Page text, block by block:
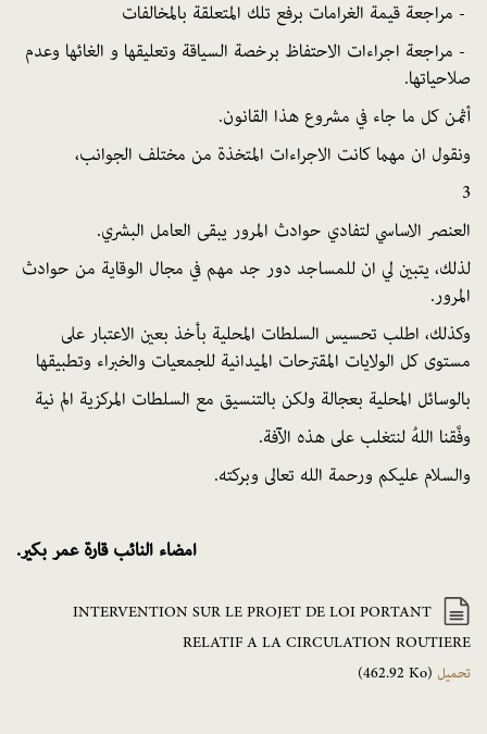
- مراجعة قيمة الغرامات برفع تلك المتعلقة بالمخالفات
- مراجعة اجراءات الاحتفاظ برخصة السياقة وتعليقها و الغائها وعدم
صلاحياتها.
أثمن كل ما جاء في مشروع هذا القانون.
ونقول ان مهما كانت الاجراءات المتخذة من مختلف الجوانب،
3
العنصر الاساسي لتفادي حوادث المرور يبقى العامل البشري.
لذلك، يتبين لي ان للمساجد دور جد مهم في مجال الوقاية من حوادث
المرور.
وكذلك، اطلب تحسيس السلطات المحلية بأخذ بعين الاعتبار على
مستوى كل الولايات المقترحات الميدانية للجمعيات والخبراء وتطبيقها
بالوسائل المحلية بعجالة ولكن بالتنسيق مع السلطات المركزية الم نية
وفَّقنا اللهُ لنتغلب على هذه الآفة.
والسلام عليكم ورحمة الله تعالى وبركته.
امضاء النائب قارة عمر بكير.
INTERVENTION SUR LE PROJET DE LOI PORTANT
RELATIF A LA CIRCULATION ROUTIERE
(462.92 Ko) تحميل